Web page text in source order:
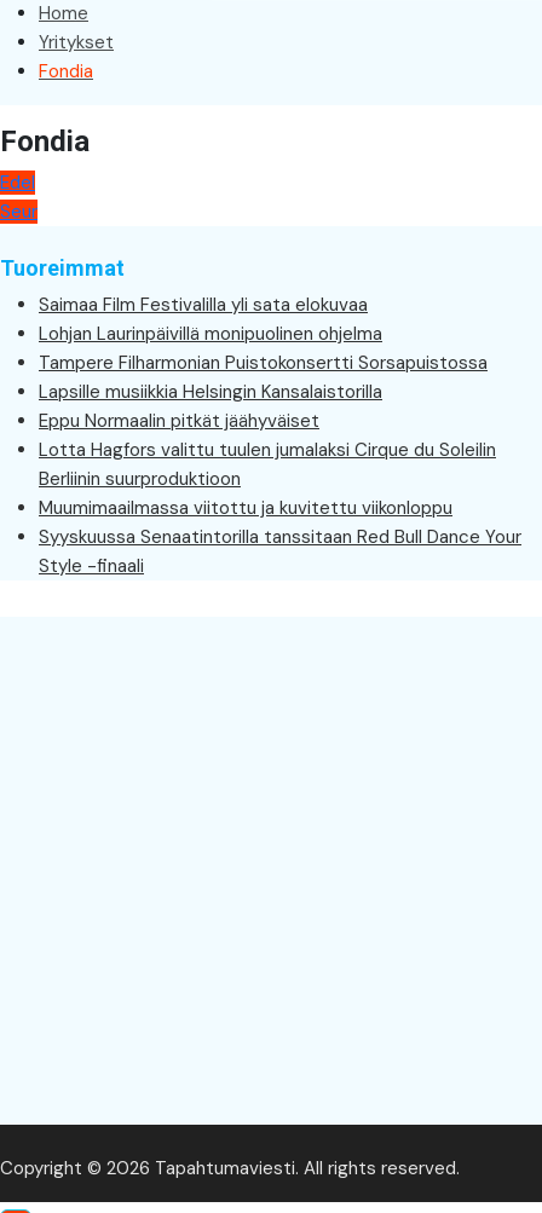
Home
Yritykset
Fondia
Fondia
Artikkelien
selaus
Edel
Seur
Tuoreimmat
Saimaa Film Festivalilla yli sata elokuvaa
Lohjan Laurinpäivillä monipuolinen ohjelma
Tampere Filharmonian Puistokonsertti Sorsapuistossa
Lapsille musiikkia Helsingin Kansalaistorilla
Eppu Normaalin pitkät jäähyväiset
Lotta Hagfors valittu tuulen jumalaksi Cirque du Soleilin
Berliinin suurproduktioon
Muumimaailmassa viitottu ja kuvitettu viikonloppu
Syyskuussa Senaatintorilla tanssitaan Red Bull Dance Your
Style -finaali
Copyright © 2026 Tapahtumaviesti. All rights reserved.